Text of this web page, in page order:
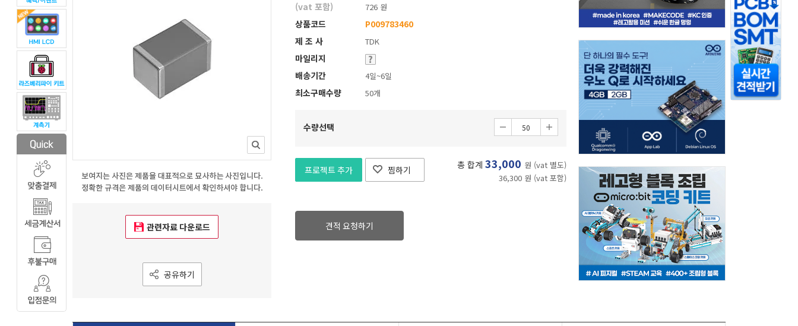
관련자료 다운로드
공유하기
(vat 포함)
726 원
상품코드
P009783460
제 조 사
TDK
마일리지
배송기간
4일~6일
최소구매수량 50개
수량선택
프로젝트 추가 찜하기 총 합계 33,000 원 (vat 별도)
36,300 원 (vat 포함)
견적 요청하기